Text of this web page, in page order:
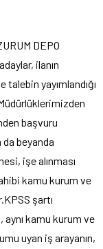
DEPO
ilanın
yayımlandığı
başvuru
da beyanda
işe alınması
kamu kurum ve
şartı
kamu kurum ve
uyan iş arayanın,